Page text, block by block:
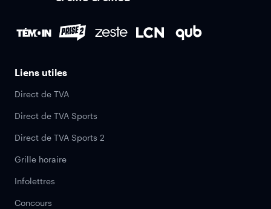
Liens utiles
Direct de TVA
Direct de TVA Sports
Direct de TVA Sports 2
Grille horaire
Infolettres
Concours